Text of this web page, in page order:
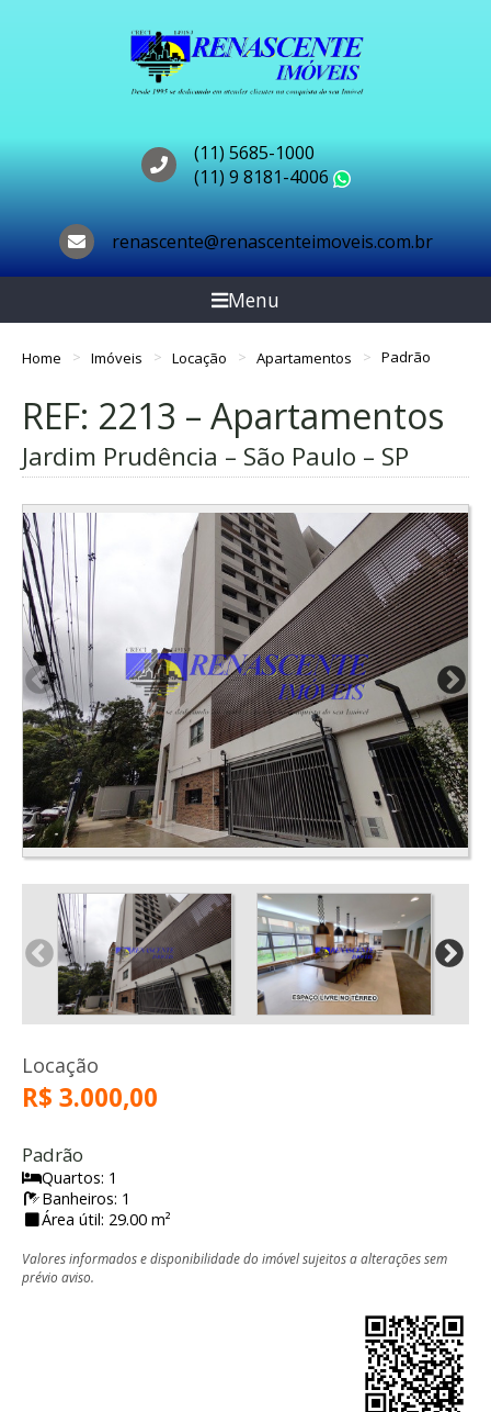
(11) 5685-1000
(11) 9 8181-4006
renascente@renascenteimoveis.com.br
Menu
Home Imóveis Locação Apartamentos Padrão
REF: 2213 – Apartamentos
Jardim Prudência – São Paulo – SP
Locação
R$ 3.000,00
Padrão
Quartos: 1
Banheiros: 1
Área útil: 29.00 m²
Valores informados e disponibilidade do imóvel sujeitos a alterações sem
prévio aviso.